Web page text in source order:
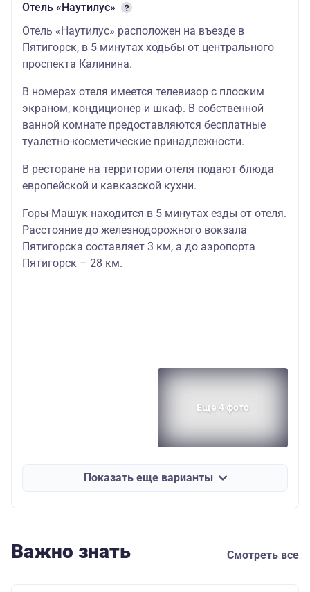
Отель «Наутилус»
Отель «Наутилус» расположен на въезде в
Пятигорск, в 5 минутах ходьбы от центрального
проспекта Калинина.
В номерах отеля имеется телевизор с плоским
экраном, кондиционер и шкаф. В собственной
ванной комнате предоставляются бесплатные
туалетно-косметические принадлежности.
В ресторане на территории отеля подают блюда
европейской и кавказской кухни.
Горы Машук находится в 5 минутах езды от отеля.
Расстояние до железнодорожного вокзала
Пятигорска составляет 3 км, а до аэропорта
Пятигорск – 28 км.
Еще 4 фото
Показать еще варианты
Важно знать Смотреть все